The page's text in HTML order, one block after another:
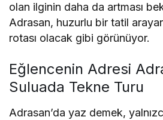
olan ilginin daha da artması
Adrasan, huzurlu bir tatil
rotası olacak gibi görünüyor.
Eğlencenin Adresi
Suluada Tekne Turu
Adrasan’da yaz demek,